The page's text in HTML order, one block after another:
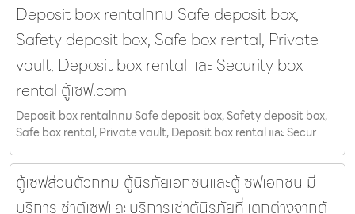
Deposit box rentalกทม Safe deposit box,
Safety deposit box, Safe box rental, Private
vault, Deposit box rental และ Security box
rental ตู้เซฟ.com
Deposit box rentalกทม Safe deposit box, Safety deposit box,
Safe box rental, Private vault, Deposit box rental และ Secur
ตู้เซฟส่วนตัวกทม ตู้นิรภัยเอกชนและตู้เซฟเอกชน มี
บริการเช่าตู้เซฟและบริการเช่าตู้นิรภัยที่แตกต่างจากตู้